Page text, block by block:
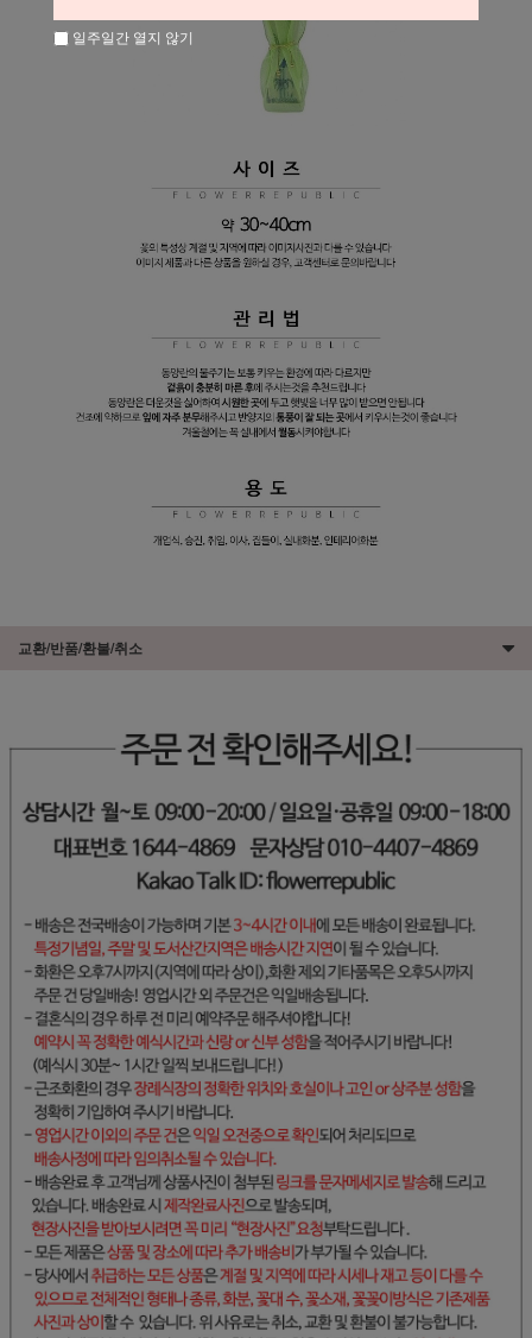
교환/반품/환불/취소
일주일간 열지 않기